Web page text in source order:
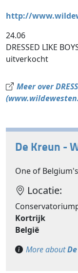
http://
24.06
DRESSED LIKE
uitverkocht
Meer over
De Kreun -
One of
Locatie:
Kortrijk
België
More about